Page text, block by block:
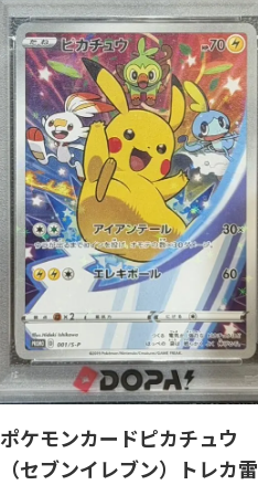
ポケモンカードピカチュウ
（セブンイレブン）トレカ雷